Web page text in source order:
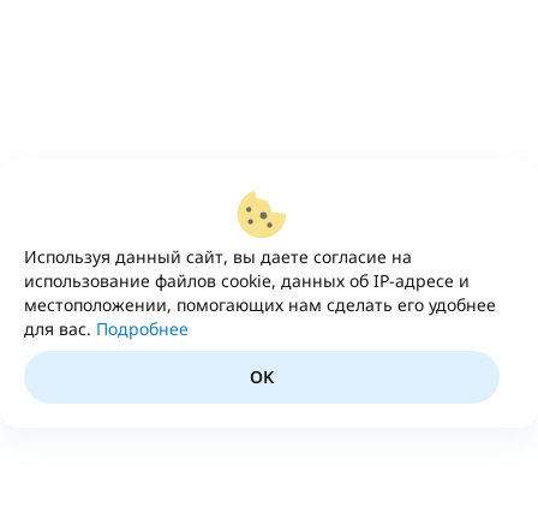
Используя данный сайт, вы даете согласие на
использование файлов cookie, данных об IP-адресе и
местоположении, помогающих нам сделать его удобнее
для вас. Подробнее
OK